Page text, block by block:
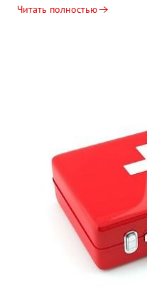
Читать полностью